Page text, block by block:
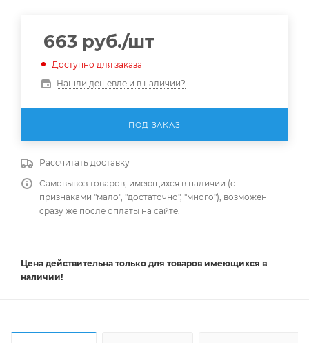
663 руб./шт
Доступно для заказа
Нашли дешевле и в наличии?
ПОД ЗАКАЗ
Рассчитать доставку
Самовывоз товаров, имеющихся в наличии (с
признаками "мало", "достаточно", "много"), возможен
сразу же после оплаты на сайте.
Цена действительна только для товаров имеющихся в
наличии!